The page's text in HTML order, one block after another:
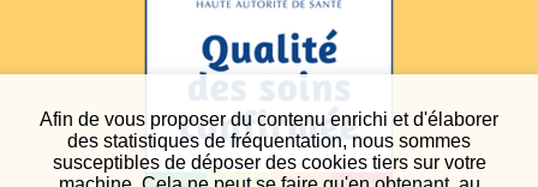
Afin de vous proposer du contenu enrichi et d'élaborer
des statistiques de fréquentation, nous sommes
susceptibles de déposer des cookies tiers sur votre